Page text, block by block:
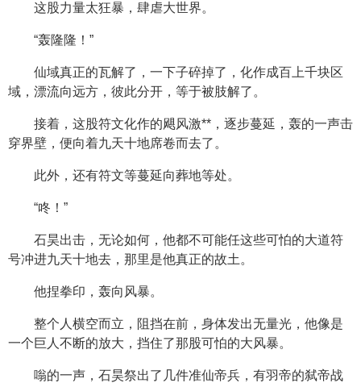
这股力量太狂暴，肆虐大世界。
“轰隆隆！”
仙域真正的瓦解了，一下子碎掉了，化作成百上千块区
域，漂流向远方，彼此分开，等于被肢解了。
接着，这股符文化作的飓风激**，逐步蔓延，轰的一声击
穿界壁，便向着九天十地席卷而去了。
此外，还有符文等蔓延向葬地等处。
“咚！”
石昊出击，无论如何，他都不可能任这些可怕的大道符
号冲进九天十地去，那里是他真正的故土。
他捏拳印，轰向风暴。
整个人横空而立，阻挡在前，身体发出无量光，他像是
一个巨人不断的放大，挡住了那股可怕的大风暴。
嗡的一声，石昊祭出了几件准仙帝兵，有羽帝的弑帝战